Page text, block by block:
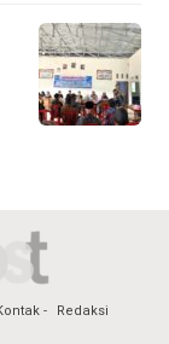
Redaksi